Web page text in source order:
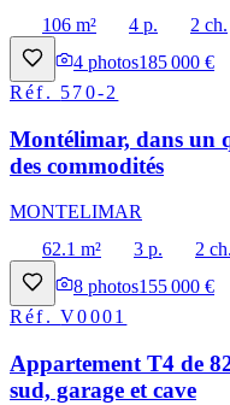
106 m²
4 p.
2 ch.
4 photos185 000 €
Réf. 570-2
Montélimar, dans un
des commodités
MONTELIMAR
62.1 m²
3 p.
2 ch.
8 photos155 000 €
Réf.V0001
Appartement T4 de
sud, garage et cave